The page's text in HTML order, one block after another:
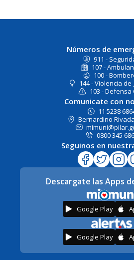
Números de
911 -
107 -
100 -
144 - Violencia
103 - Defensa
Comunicate con
11 5238
Bernardino
0800 345
Seguinos en
Descargate las Apps
Google Play
Google Play